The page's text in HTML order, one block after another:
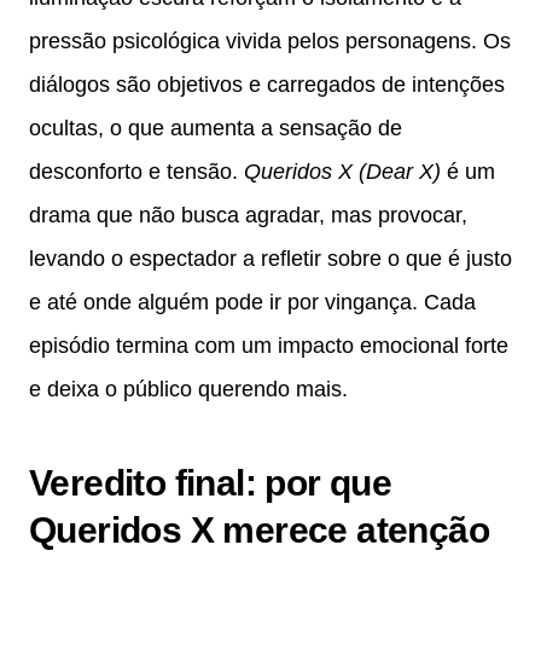
pressão psicológica vivida pelos personagens. Os
diálogos são objetivos e carregados de intenções
ocultas, o que aumenta a sensação de
desconforto e tensão. Queridos X (Dear X) é um
drama que não busca agradar, mas provocar,
levando o espectador a refletir sobre o que é justo
e até onde alguém pode ir por vingança. Cada
episódio termina com um impacto emocional forte
e deixa o público querendo mais.
Veredito final: por que
Queridos X merece atenção